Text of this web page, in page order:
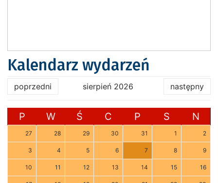
Kalendarz wydarzeń
poprzedni sierpień 2026 następny
P W Ś C P S N
27 28 29 30 31 1 2
3 4 5 6 7 8 9
10 11 12 13 14 15 16